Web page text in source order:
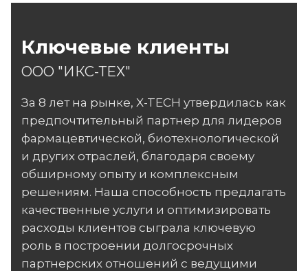
Ключевые клиенты
ООО "ИКС-ТЕХ"
За 8 лет на рынке, X-TECH утвердилась как
предпочтительный партнер для лидеров
фармацевтической, биотехнологической
и других отраслей, благодаря своему
обширному опыту и комплексным
решениям. Наша способность предлагать
качественные услуги и оптимизировать
расходы клиентов сыграла ключевую
роль в построении долгосрочных
партнерских отношений с ведущими